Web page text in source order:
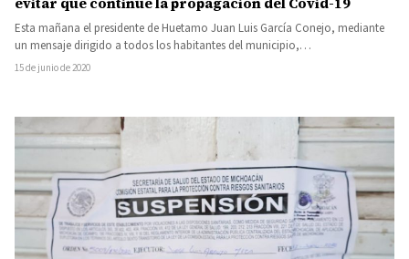
Esta mañana el presidente de Huetamo Juan Luis García Conejo, mediante
un mensaje dirigido a todos los habitantes del municipio,…
15 de junio de 2020